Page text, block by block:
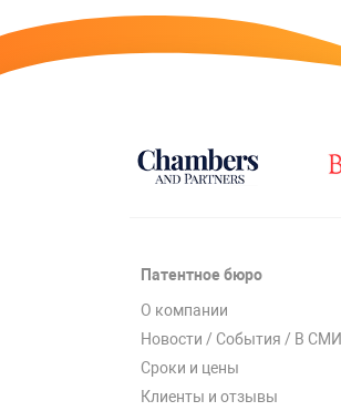
Патентное бюро
О компании
Новости / События / В СМИ
Сроки и цены
Клиенты и отзывы